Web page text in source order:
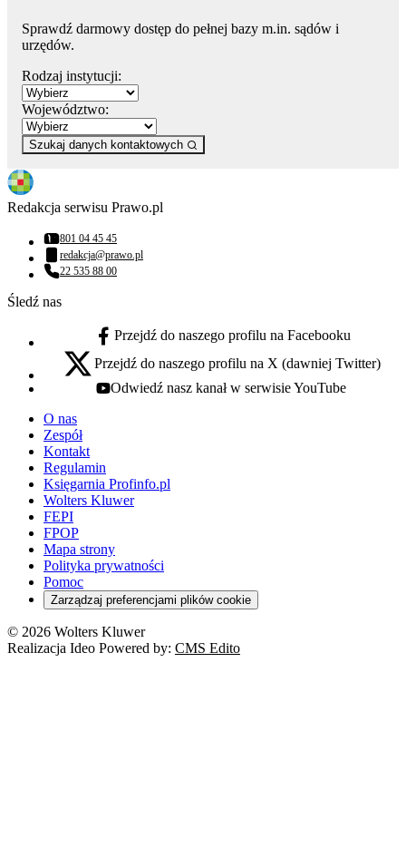
Sprawdź darmowy dostęp do pełnej bazy m.in. sądów i
urzędów.
Rodzaj instytucji:
Województwo:
Szukaj danych kontaktowych
Redakcja serwisu Prawo.pl
Numer telefonu:
801 04 45 45
Adres email:
redakcja@prawo.pl
Numer telefonu:
22 535 88 00
Śledź nas
facebook - otwiera się w nowej karcie
Przejdź do naszego profilu na Facebooku
x - otwiera się w nowej karcie
Przejdź do naszego profilu na X (dawniej Twitter)
youtube - otwiera się w nowej karcie
Odwiedź nasz kanał w serwisie YouTube
O nas
Zespół
Kontakt
Regulamin
Księgarnia Profinfo.pl
Wolters Kluwer
FEPI
FPOP
Mapa strony
Polityka prywatności
Pomoc
Zarządzaj preferencjami plików cookie
© 2026 Wolters Kluwer
Realizacja Ideo Powered by: CMS Edito